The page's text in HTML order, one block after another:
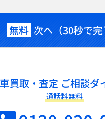
無料 次へ（30秒で完
車買取・査定 ご相談ダ
通話料無料